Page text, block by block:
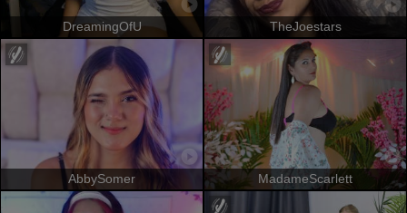
DreamingOfU TheJoestars
AbbySomer MadameScarlett